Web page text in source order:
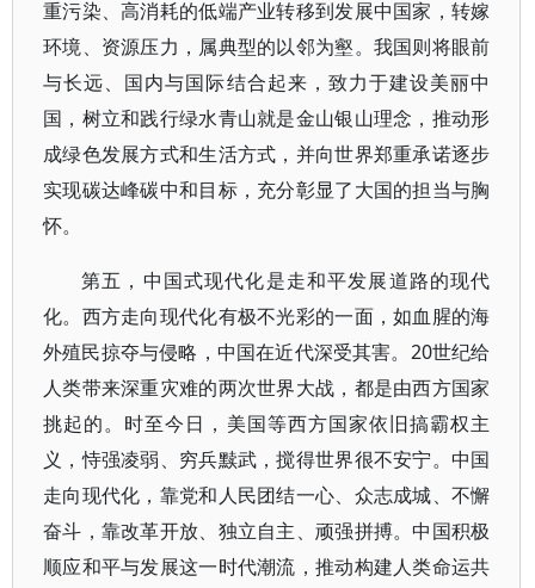
重污染、高消耗的低端产业转移到发展中国家，转嫁
环境、资源压力，属典型的以邻为壑。我国则将眼前
与长远、国内与国际结合起来，致力于建设美丽中
国，树立和践行绿水青山就是金山银山理念，推动形
成绿色发展方式和生活方式，并向世界郑重承诺逐步
实现碳达峰碳中和目标，充分彰显了大国的担当与胸
怀。
第五，中国式现代化是走和平发展道路的现代
化。西方走向现代化有极不光彩的一面，如血腥的海
外殖民掠夺与侵略，中国在近代深受其害。20世纪给
人类带来深重灾难的两次世界大战，都是由西方国家
挑起的。时至今日，美国等西方国家依旧搞霸权主
义，恃强凌弱、穷兵黩武，搅得世界很不安宁。中国
走向现代化，靠党和人民团结一心、众志成城、不懈
奋斗，靠改革开放、独立自主、顽强拼搏。中国积极
顺应和平与发展这一时代潮流，推动构建人类命运共